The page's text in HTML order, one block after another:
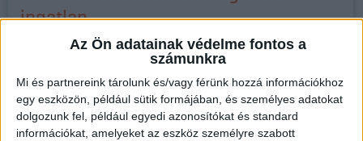
Az Ön adatainak védelme fontos a
számunkra
Mi és partnereink tárolunk és/vagy férünk hozzá információkhoz
egy eszközön, például sütik formájában, és személyes adatokat
dolgozunk fel, például egyedi azonosítókat és standard
információkat, amelyeket az eszköz személyre szabott
ingatlan.
Keresse bizalommal munkatársunkat, aki felkutatja az Ön
Barcza Anna
Openhouse Pápa Ingatlaniroda